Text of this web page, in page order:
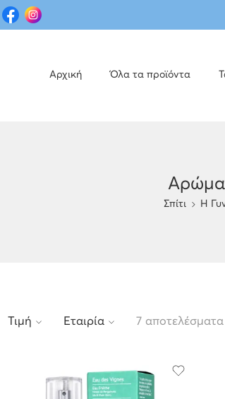
Αρχική Όλα τα προϊόντα
Σπίτι H
Τιμή Εταιρία 7 αποτελέσματα